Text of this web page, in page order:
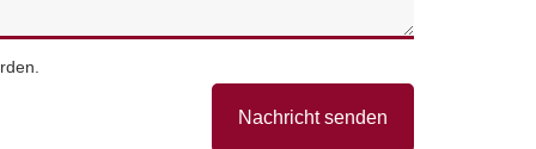
Nachricht senden